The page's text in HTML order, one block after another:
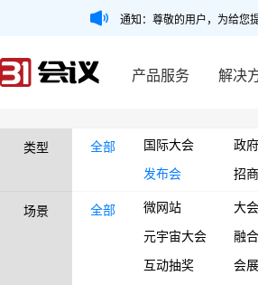
通知：尊敬的用户，为给您
产品服务 解决
类型 全部 国际大会 政
发布会
招
场景 全部 微网站 大
元宇宙大会
融
互动抽奖
会